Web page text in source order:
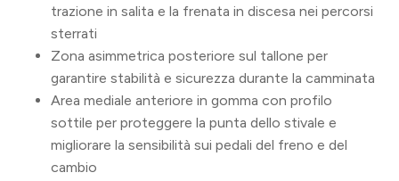
trazione in salita e la frenata in discesa nei percorsi
sterrati
Zona asimmetrica posteriore sul tallone per
garantire stabilità e sicurezza durante la camminata
Area mediale anteriore in gomma con profilo
sottile per proteggere la punta dello stivale e
migliorare la sensibilità sui pedali del freno e del
cambio